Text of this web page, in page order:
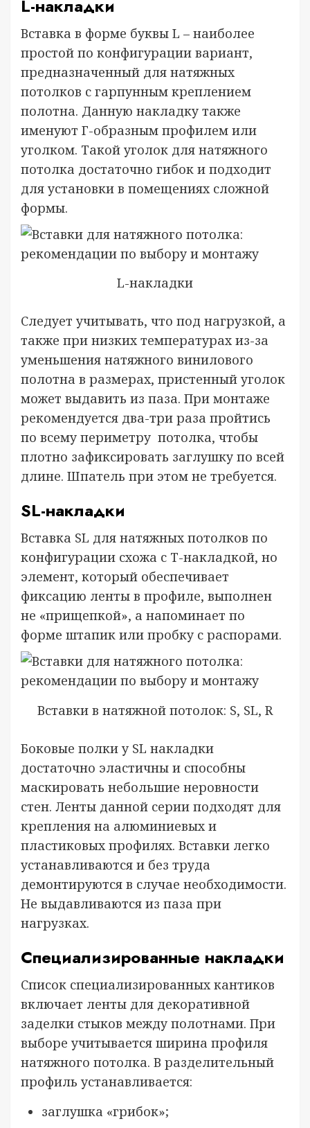
L-накладки
Вставка в форме буквы L – наиболее
простой по конфигурации вариант,
предназначенный для натяжных
потолков с гарпунным креплением
полотна. Данную накладку также
именуют Г-образным профилем или
уголком. Такой уголок для натяжного
потолка достаточно гибок и подходит
для установки в помещениях сложной
формы.
L-накладки
Следует учитывать, что под нагрузкой, а
также при низких температурах из-за
уменьшения натяжного винилового
полотна в размерах, пристенный уголок
может выдавить из паза. При монтаже
рекомендуется два-три раза пройтись
по всему периметру потолка, чтобы
плотно зафиксировать заглушку по всей
длине. Шпатель при этом не требуется.
SL-накладки
Вставка SL для натяжных потолков по
конфигурации схожа с Т-накладкой, но
элемент, который обеспечивает
фиксацию ленты в профиле, выполнен
не «прищепкой», а напоминает по
форме штапик или пробку с распорами.
Вставки в натяжной потолок: S, SL, R
Боковые полки у SL накладки
достаточно эластичны и способны
маскировать небольшие неровности
стен. Ленты данной серии подходят для
крепления на алюминиевых и
пластиковых профилях. Вставки легко
устанавливаются и без труда
демонтируются в случае необходимости.
Не выдавливаются из паза при
нагрузках.
Специализированные накладки
Список специализированных кантиков
включает ленты для декоративной
заделки стыков между полотнами. При
выборе учитывается ширина профиля
натяжного потолка. В разделительный
профиль устанавливается:
заглушка «грибок»;